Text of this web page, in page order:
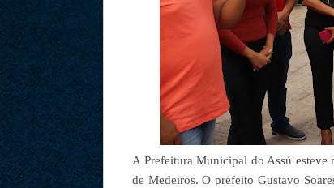
A Prefeitura Municipal do Assú esteve
de Medeiros. O prefeito Gustavo